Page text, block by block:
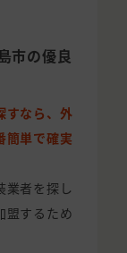
市の優良
すなら、外
簡単で確実
業者を探し
盟するため